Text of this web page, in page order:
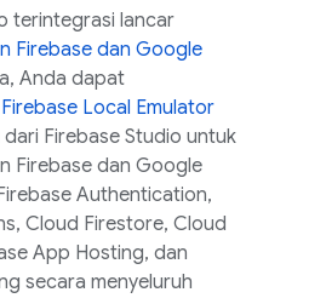
terintegrasi lancar
Firebase dan Google
Anda dapat
Firebase Local Emulator
dari Firebase Studio untuk
Firebase dan Google
Authentication,
, Cloud Firestore, Cloud
App Hosting, dan
secara menyeluruh